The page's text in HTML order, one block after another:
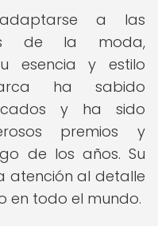
a las
de la moda,
esencia y estilo
ha sabido
y ha sido
premios y
de los años. Su
atención al detalle
en todo el mundo.